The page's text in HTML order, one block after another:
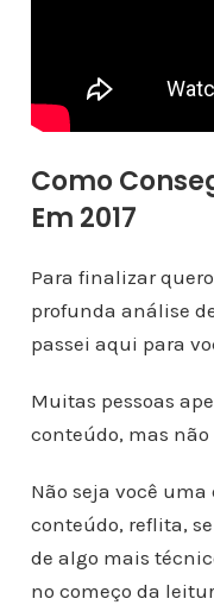
Como
Em 2017
Para finalizar
profunda análise
passei aqui para
Muitas pessoas
conteúdo, mas não
Não seja você uma
conteúdo, reflita,
de algo mais
no começo da